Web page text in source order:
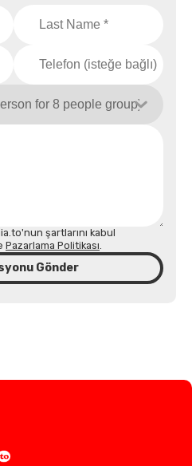
şartlarını kabul
Pazarlama Politikası.
Gönder